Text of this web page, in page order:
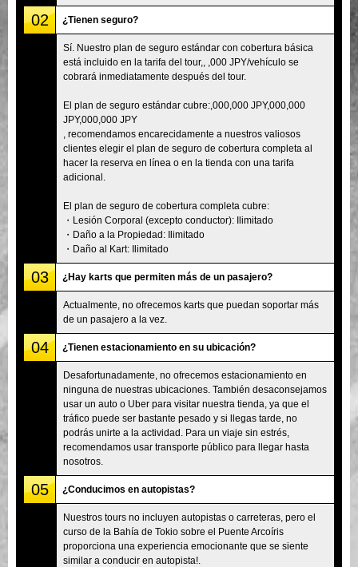
02 ¿Tienen seguro?
Sí. Nuestro plan de seguro estándar con cobertura básica
está incluido en la tarifa del tour,, ,000 JPY/vehículo se
cobrará inmediatamente después del tour.
El plan de seguro estándar cubre:,000,000 JPY,000,000
JPY,000,000 JPY
, recomendamos encarecidamente a nuestros valiosos
clientes elegir el plan de seguro de cobertura completa al
hacer la reserva en línea o en la tienda con una tarifa
adicional.
El plan de seguro de cobertura completa cubre:
・Lesión Corporal (excepto conductor): Ilimitado
・Daño a la Propiedad: Ilimitado
・Daño al Kart: Ilimitado
03 ¿Hay karts que permiten más de un pasajero?
Actualmente, no ofrecemos karts que puedan soportar más
de un pasajero a la vez.
04 ¿Tienen estacionamiento en su ubicación?
Desafortunadamente, no ofrecemos estacionamiento en
ninguna de nuestras ubicaciones. También desaconsejamos
usar un auto o Uber para visitar nuestra tienda, ya que el
tráfico puede ser bastante pesado y si llegas tarde, no
podrás unirte a la actividad. Para un viaje sin estrés,
recomendamos usar transporte público para llegar hasta
nosotros.
05 ¿Conducimos en autopistas?
Nuestros tours no incluyen autopistas o carreteras, pero el
curso de la Bahía de Tokio sobre el Puente Arcoíris
proporciona una experiencia emocionante que se siente
similar a conducir en autopista!.